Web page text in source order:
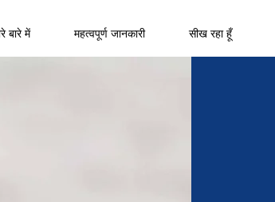
बारे में महत्वपूर्ण जानकारी सीख रहा हूँ